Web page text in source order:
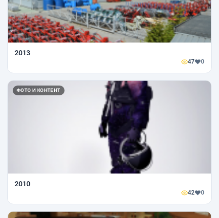
2013
47 0
ФОТО И КОНТЕНТ
2010
42 0